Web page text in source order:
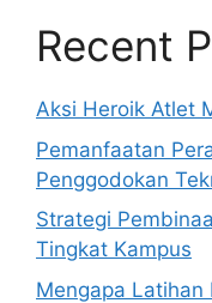
Recent
Aksi Heroik Atlet
Pemanfaatan
Penggodokan
Strategi
Tingkat Kampus
Mengapa Latihan